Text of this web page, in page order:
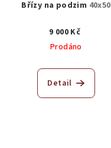
Břízy na podzim 40x50
9 000 Kč
Prodáno
Detail